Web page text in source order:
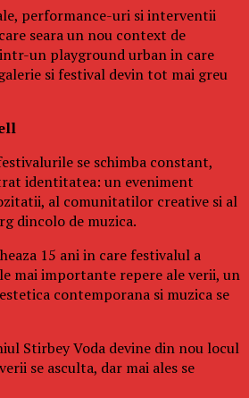
performance-uri si interventii
seara un nou context de
un playground urban in care
si festival devin tot mai greu
se schimba constant,
identitatea: un eveniment
al comunitatilor creative si al
dincolo de muzica.
15 ani in care festivalul a
mai importante repere ale verii, un
contemporana si muzica se
Stirbey Voda devine din nou locul
se asculta, dar mai ales se